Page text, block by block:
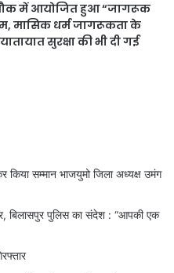
में आयोजित हुआ “जागरूक
मासिक धर्म जागरूकता के
सुरक्षा की भी दी गई
किया सम्मान भाजयुमो जिला अध्यक्ष उमंग
बिलासपुर पुलिस का संदेश : “आपकी एक